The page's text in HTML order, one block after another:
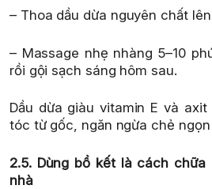
– Thoa dầu dừa nguyên chất
– Massage nhẹ nhàng 5–10
rồi gội sạch sáng hôm sau.
Dầu dừa giàu vitamin E và
tóc từ gốc, ngăn ngừa chẻ
2.5. Dùng bồ kết là cách
nhà